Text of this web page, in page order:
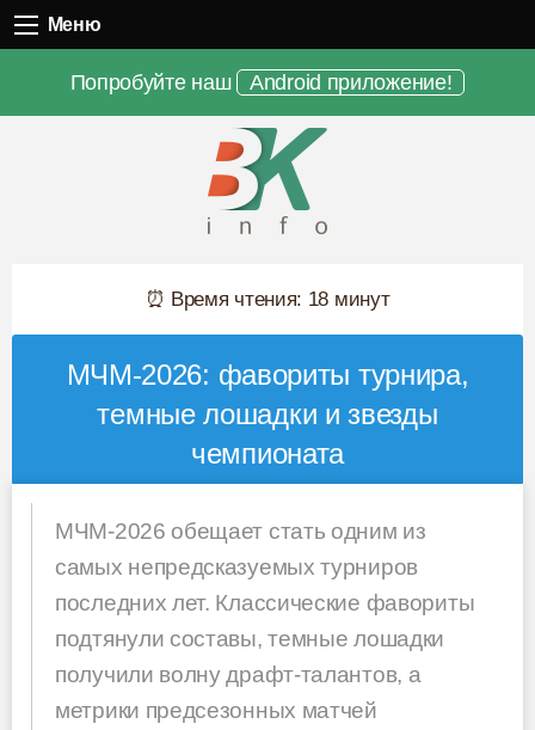
Меню
Попробуйте наш Android приложение!
⏰ Время чтения: 18 минут
МЧМ-2026: фавориты турнира,
темные лошадки и звезды
чемпионата
МЧМ-2026 обещает стать одним из
самых непредсказуемых турниров
последних лет. Классические фавориты
подтянули составы, темные лошадки
получили волну драфт-талантов, а
метрики предсезонных матчей